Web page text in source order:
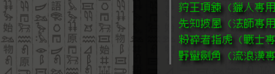
狩王項鍊 (獵人專
先知披風 (法師專
粉碎者指虎 (戰士
野蠻劍角 (流浪漢